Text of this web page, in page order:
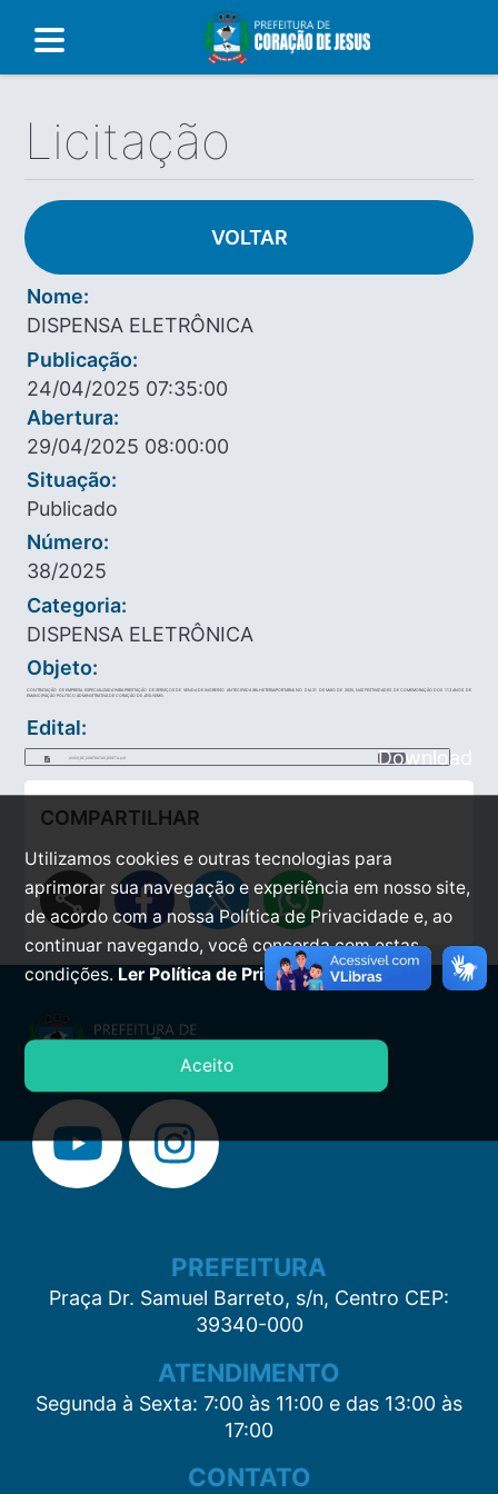
Licitação
VOLTAR
Nome:
DISPENSA ELETRÔNICA
Publicação:
24/04/2025 07:35:00
Abertura:
29/04/2025 08:00:00
Situação:
Publicado
Número:
38/2025
Categoria:
DISPENSA ELETRÔNICA
Objeto:
CONTRATAÇÃO DE EMPRESA ESPECIALIZADA PARA PRESTAÇÃO DE SERVIÇOS DE VENDA DE INGRESSO ANTECIPADA (BILHETERIA/PORTARIA) NO DIA 31 DE MAIO DE 2025, NAS FESTIVIDADES DE COMEMORAÇÃO DOS 113 ANOS DE
EMANCIPAÇÃO POLITICO ADMINISTRATIVA DE CORAÇÃO DE JESUS/MG.
Edital:
AVISO_DE_CONTRATAO_DIRETA.pdf Download
COMPARTILHAR
share
PREFEITURA
Praça Dr. Samuel Barreto, s/n, Centro CEP:
39340-000
ATENDIMENTO
Segunda à Sexta: 7:00 às 11:00 e das 13:00 às
17:00
CONTATO
Utilizamos cookies e outras tecnologias para
aprimorar sua navegação e experiência em nosso site,
de acordo com a nossa Política de Privacidade e, ao
continuar navegando, você concorda com estas
condições. Ler Política de Privacidade.
Aceito